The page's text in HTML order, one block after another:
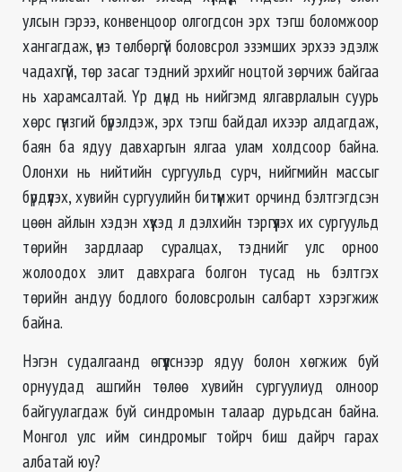
улсын гэрээ, конвенцоор олгогдсон эрх тэгш боломжоор
хангагдаж, үнэ төлбөргүй боловсрол эзэмших эрхээ эдэлж
чадахгүй, төр засаг тэдний эрхийг ноцтой зөрчиж байгаа
нь харамсалтай. Үр дүнд нь нийгэмд ялгаврлалын суурь
хөрс гүнзгий бүрэлдэж, эрх тэгш байдал ихээр алдагдаж,
баян ба ядуу давхаргын ялгаа улам холдсоор байна.
Олонхи нь нийтийн сургуульд сурч, нийгмийн массыг
бүрдүүлэх, хувийн сургуулийн битүүмжит орчинд бэлтгэгдсэн
цөөн айлын хэдэн хүүхэд л дэлхийн тэргүүлэх их сургуульд
төрийн зардлаар суралцах, тэднийг улс орноо
жолоодох элит давхрага болгон тусад нь бэлтгэх
төрийн андуу бодлого боловсролын салбарт хэрэгжиж
байна.
Нэгэн судалгаанд өгүүлснээр ядуу болон хөгжиж буй
орнуудад ашгийн төлөө хувийн сургуулиуд олноор
байгуулагдаж буй синдромын талаар дурьдсан байна.
Монгол улс ийм синдромыг тойрч биш дайрч гарах
албатай юу?